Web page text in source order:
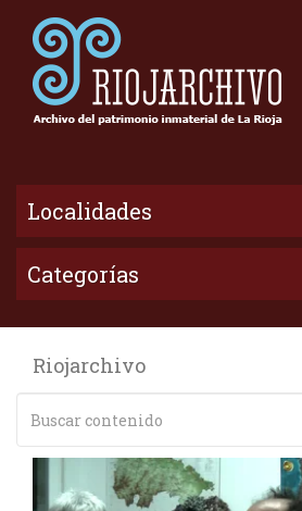
Localidades
Categorías
Riojarchivo